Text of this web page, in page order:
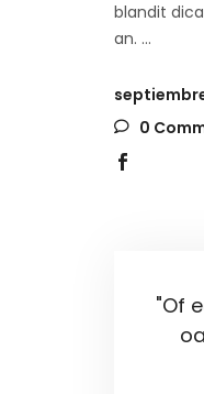
blandit
an.
septiembre
0
"Of